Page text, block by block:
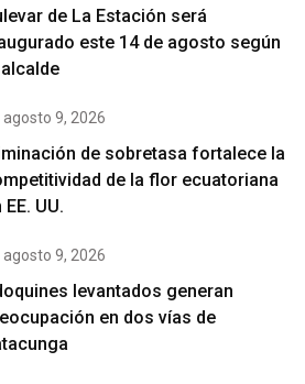
de La Estación será
este 14 de agosto según
agosto 9, 2026
de sobretasa fortalece la
de la flor ecuatoriana
EE. UU.
agosto 9, 2026
levantados generan
en dos vías de